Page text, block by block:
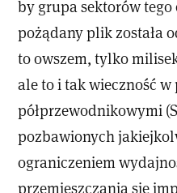
by grupa sektorów
pożądany plik została
to owszem, tylko
ale to i tak wieczność
półprzewodnikowymi
pozbawionych
ograniczeniem
przemieszczania się